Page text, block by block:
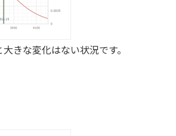
きな変化はない状況です。